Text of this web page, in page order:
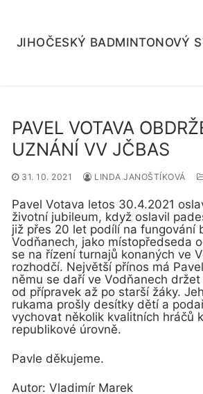
JIHOČESKÝ BADMINTONOVÝ
PAVEL VOTAVA
UZNÁNÍ VV JČBAS
31. 10. 2021 LINDA JANOŠTÍKOVÁ
Pavel Votava letos 30.4.2021
životní jubileum, když oslavil
již přes 20 let podílí na fungování
Vodňanech, jako místopředseda
se na řízení turnajů konaných ve
rozhodčí. Největší přínos má
němu se daří ve Vodňanech
od přípravek až po starší žáky.
rukama prošly desítky dětí a
vychovat několik kvalitních hráčů
republikové úrovně.
Pavle děkujeme.
Autor: Vladimír Marek